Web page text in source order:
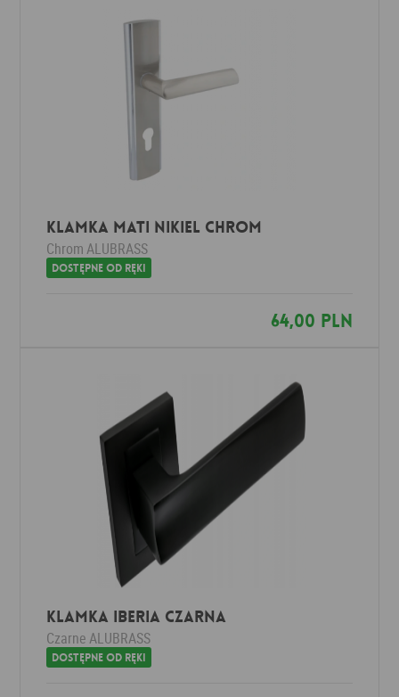
Klamka MATI nikiel chrom
Chrom ALUBRASS
Dostępne od ręki
64,00 PLN
Klamka IBERIA czarna
Czarne ALUBRASS
Dostępne od ręki